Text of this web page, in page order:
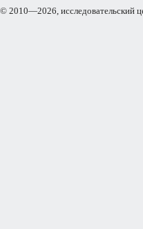
© 2010—2026, исследовательский